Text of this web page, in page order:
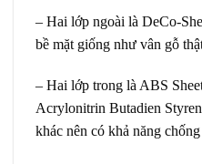
– Hai lớp ngoài là DeCo-
bề mặt giống như vân gỗ
– Hai lớp trong là ABS
Acrylonitrin Butadien
khác nên có khả năng